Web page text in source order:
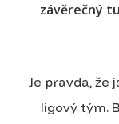
závěrečný
Je pravda, že
ligový tým.